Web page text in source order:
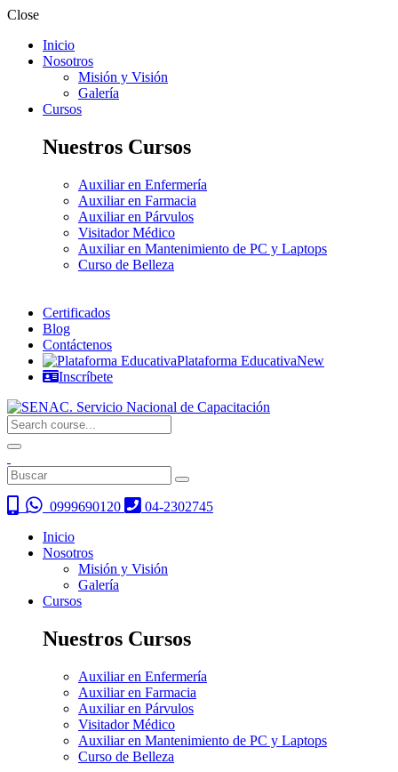
Close
Inicio
Nosotros
Misión y Visión
Galería
Cursos
Nuestros Cursos
Auxiliar en Enfermería
Auxiliar en Farmacia
Auxiliar en Párvulos
Visitador Médico
Auxiliar en Mantenimiento de PC y Laptops
Curso de Belleza
Certificados
Blog
Contáctenos
Plataforma EducativaNew
Inscríbete
0999690120
04-2302745
Inicio
Nosotros
Misión y Visión
Galería
Cursos
Nuestros Cursos
Auxiliar en Enfermería
Auxiliar en Farmacia
Auxiliar en Párvulos
Visitador Médico
Auxiliar en Mantenimiento de PC y Laptops
Curso de Belleza